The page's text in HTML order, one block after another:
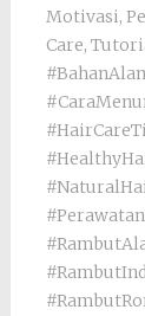
Motivasi,
Care,